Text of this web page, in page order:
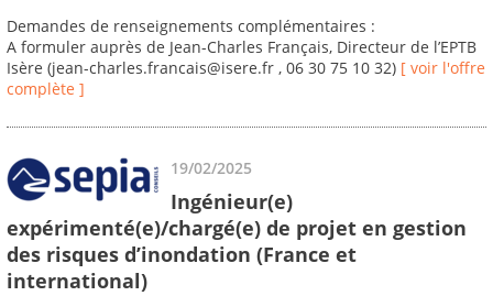
Demandes de renseignements complémentaires :
A formuler auprès de Jean-Charles Français, Directeur de l’EPTB
Isère (jean-charles.francais@isere.fr , 06 30 75 10 32) [ voir l'offre
complète ]
19/02/2025
Ingénieur(e)
expérimenté(e)/chargé(e) de projet en gestion
des risques d’inondation (France et
international)